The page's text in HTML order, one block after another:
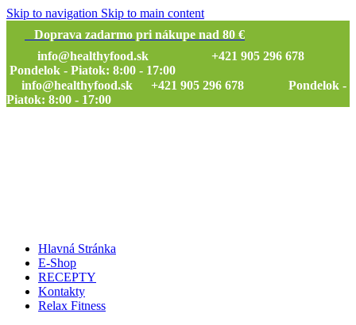
Skip to navigation Skip to main content
Doprava zadarmo pri nákupe nad 80 €
info@healthyfood.sk
+421 905 296 678
Pondelok - Piatok: 8:00 - 17:00
info@healthyfood.sk
+421 905 296 678 Pondelok -
Piatok: 8:00 - 17:00
Hlavná Stránka
E-Shop
RECEPTY
Kontakty
Relax Fitness